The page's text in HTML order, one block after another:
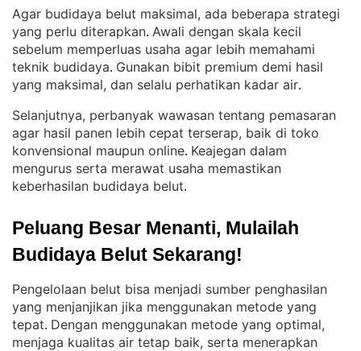
Agar budidaya belut maksimal, ada beberapa strategi
yang perlu diterapkan. Awali dengan skala kecil
sebelum memperluas usaha agar lebih memahami
teknik budidaya. Gunakan bibit premium demi hasil
yang maksimal, dan selalu perhatikan kadar air.
Selanjutnya, perbanyak wawasan tentang pemasaran
agar hasil panen lebih cepat terserap, baik di toko
konvensional maupun online. Keajegan dalam
mengurus serta merawat usaha memastikan
keberhasilan budidaya belut.
Peluang Besar Menanti, Mulailah
Budidaya Belut Sekarang!
Pengelolaan belut bisa menjadi sumber penghasilan
yang menjanjikan jika menggunakan metode yang
tepat. Dengan menggunakan metode yang optimal,
menjaga kualitas air tetap baik, serta menerapkan